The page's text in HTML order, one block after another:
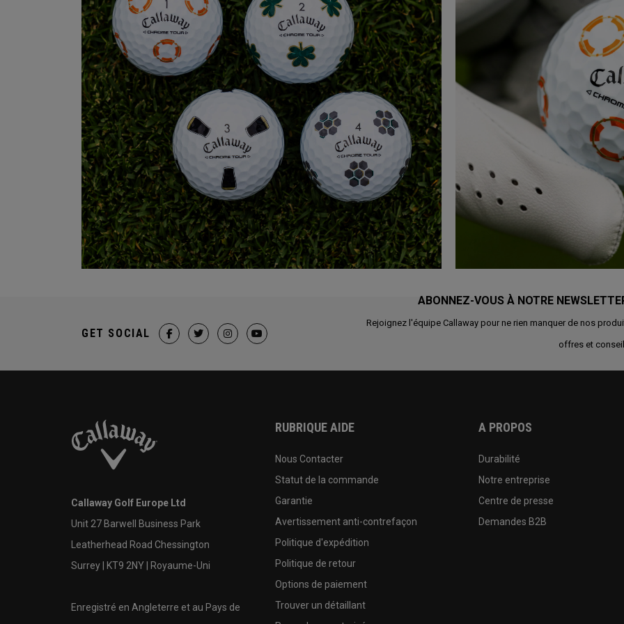
ABONNEZ-VOUS À NOTRE
Rejoignez l'équipe Callaway pour ne rien manquer de nos
offres et
GET SOCIAL
Callaway Golf Europe Ltd
Unit 27 Barwell Business Park
Leatherhead Road Chessington
Surrey | KT9 2NY | Royaume-Uni
Enregistré en Angleterre et au Pays de
RUBRIQUE AIDE
Nous Contacter
Statut de la commande
Garantie
Avertissement anti-contrefaçon
Politique d'expédition
Politique de retour
Options de paiement
Trouver un détaillant
A PROPOS
Durabilité
Notre entreprise
Centre de presse
Demandes B2B